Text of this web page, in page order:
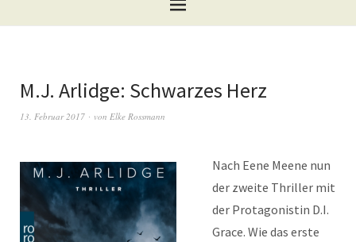
M.J. Arlidge: Schwarzes Herz
13. Februar 2017 von Elke Rossmann
Nach Eene Meene nun
der zweite Thriller mit
der Protagonistin D.I.
Grace. Wie das erste